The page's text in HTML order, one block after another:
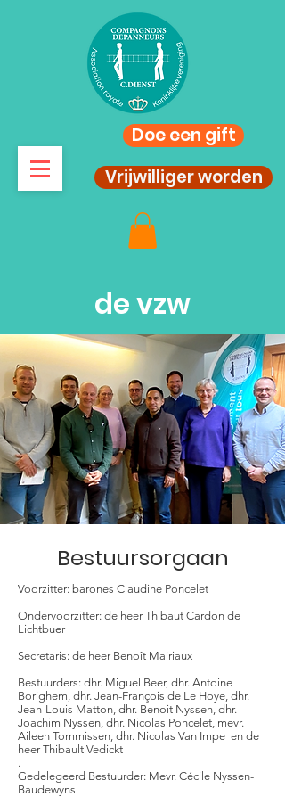
Doe een gift
Vrijwilliger worden
de vzw
Bestuursorgaan
Voorzitter: barones Claudine Poncelet
Ondervoorzitter: de heer Thibaut Cardon de
Lichtbuer
Secretaris: de heer Benoît Mairiaux
Bestuurders: dhr. Miguel Beer, dhr. Antoine
Borighem, dhr. Jean-François de Le Hoye, dhr.
Jean-Louis Matton, dhr. Benoit Nyssen, dhr.
Joachim Nyssen, dhr. Nicolas Poncelet, mevr.
Aileen Tommissen, dhr. Nicolas Van Impe en de
heer Thibault Vedickt
.
Gedelegeerd Bestuurder: Mevr. Cécile Nyssen-
Baudewyns